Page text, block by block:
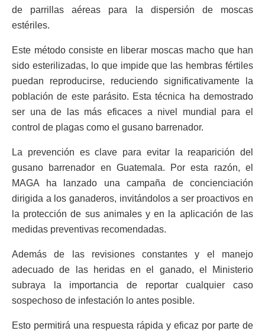
de parrillas aéreas para la dispersión de moscas
estériles.
Este método consiste en liberar moscas macho que han
sido esterilizadas, lo que impide que las hembras fértiles
puedan reproducirse, reduciendo significativamente la
población de este parásito. Esta técnica ha demostrado
ser una de las más eficaces a nivel mundial para el
control de plagas como el gusano barrenador.
La prevención es clave para evitar la reaparición del
gusano barrenador en Guatemala. Por esta razón, el
MAGA ha lanzado una campaña de concienciación
dirigida a los ganaderos, invitándolos a ser proactivos en
la protección de sus animales y en la aplicación de las
medidas preventivas recomendadas.
Además de las revisiones constantes y el manejo
adecuado de las heridas en el ganado, el Ministerio
subraya la importancia de reportar cualquier caso
sospechoso de infestación lo antes posible.
Esto permitirá una respuesta rápida y eficaz por parte de